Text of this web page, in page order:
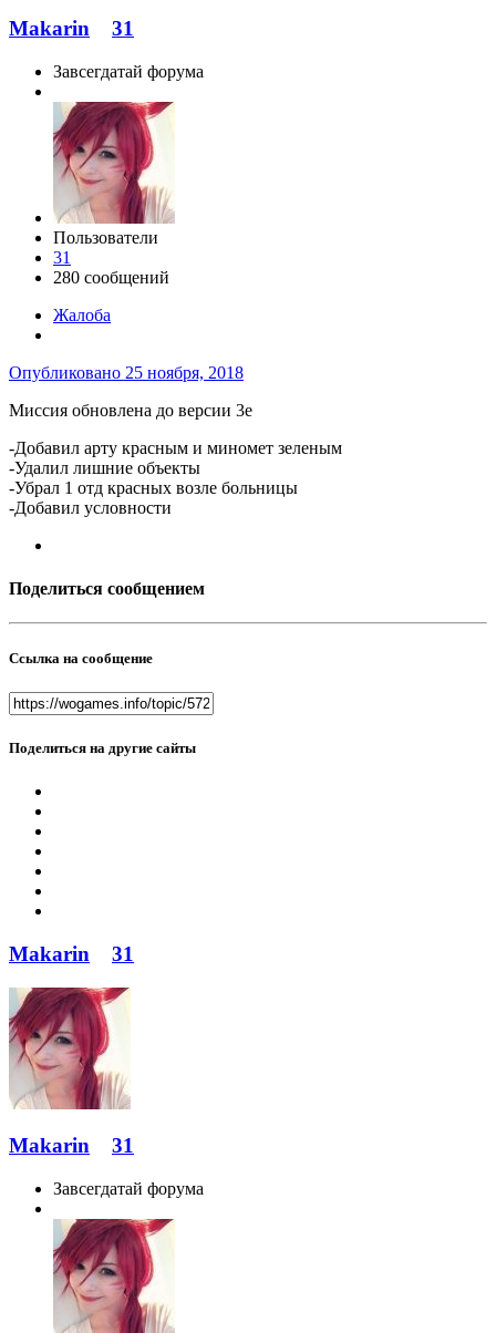
Makarin 31
Завсегдатай форума
Пользователи
31
280 сообщений
Жалоба
Опубликовано 25 ноября, 2018
Миссия обновлена до версии 3e
-Добавил арту красным и миномет зеленым
-Удалил лишние объекты
-Убрал 1 отд красных возле больницы
-Добавил условности
Поделиться сообщением
Ссылка на сообщение
Поделиться на другие сайты
Makarin 31
Makarin 31
Завсегдатай форума